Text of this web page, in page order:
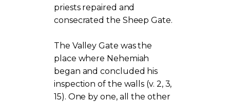
priests repaired and
consecrated the Sheep Gate.
The Valley Gate was the
place where Nehemiah
began and concluded his
inspection of the walls (v. 2, 3,
15). One by one, all the other